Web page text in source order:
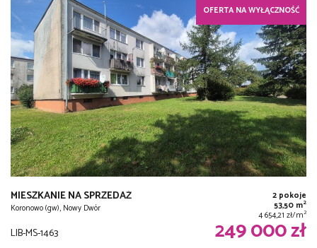
OFERTA NA WYŁĄCZNOŚĆ
MIESZKANIE NA SPRZEDAŻ
Koronowo (gw), Nowy Dwór
2 pokoje
53,50 m2
4 654,21 zł/m2
LIB-MS-1463 249 000 zł